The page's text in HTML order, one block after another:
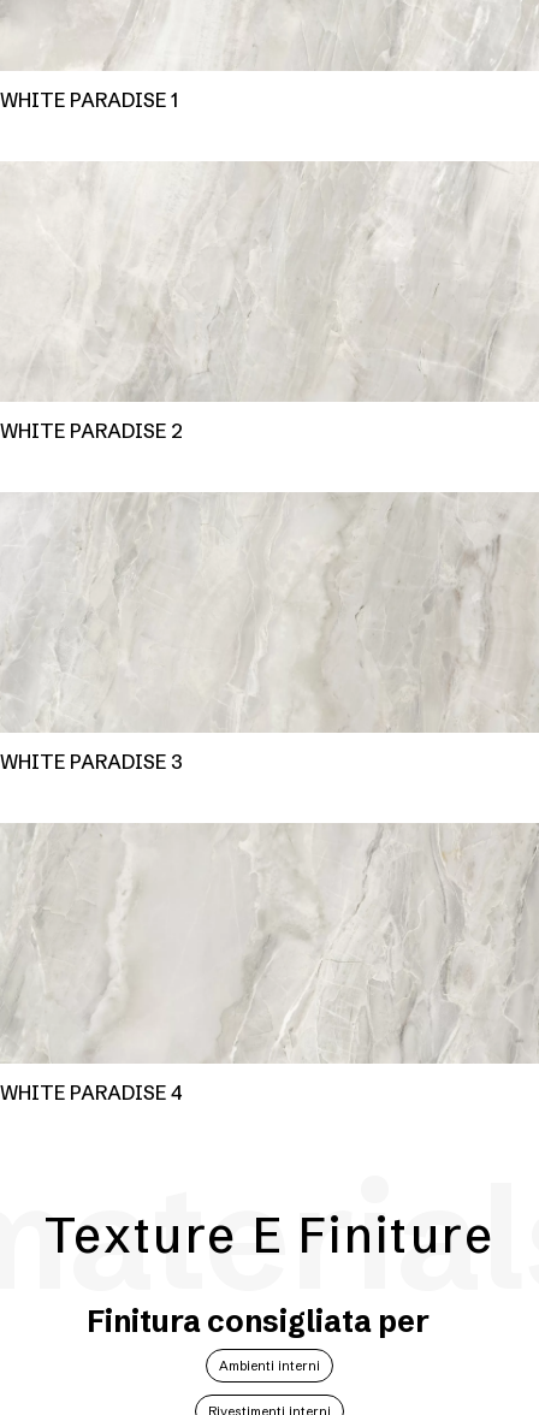
WHITE PARADISE 1
WHITE PARADISE 2
WHITE PARADISE 3
WHITE PARADISE 4
Texture E Finiture
Finitura consigliata per
Ambienti interni
Rivestimenti interni